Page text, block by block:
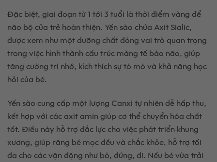
Đặc biệt, giai đoạn từ 1 tới 3 tuổi là thời điểm vàng để
não bộ của trẻ hoàn thiện. Yến sào chứa Axit Sialic,
được xem như một dưỡng chất đóng vai trò quan trọng
trong việc hình thành cấu trúc màng tế bào não, giúp
tăng cường trí nhớ, kích thích sự tò mò và khả năng học
hỏi của bé.
Yến sào cung cấp một lượng Canxi tự nhiên dễ hấp thu,
kết hợp với các axit amin giúp cơ thể chuyển hóa chất
tốt. Điều này hỗ trợ đắc lực cho việc phát triển khung
xương, giúp răng bé mọc đều và chắc khỏe, hỗ trợ tối
đa cho các vận động như bò, đứng, đi. Nếu bé vừa trải